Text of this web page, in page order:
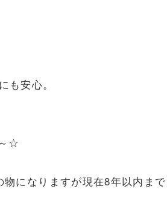
も安心。
☆
になりますが現在8年以内ま